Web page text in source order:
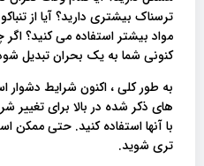
ترسناک بیشتری دارید؟ آیا از
مواد بیشتر استفاده می کنید؟
کنونی شما به یک بحران تبدیل
به طور کلی ، اکنون شرایط دشوار
های ذکر شده در بالا برای تغییر
با آنها استفاده کنید. حتی ممکن
تری شوید.